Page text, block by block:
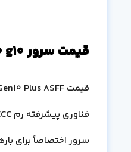
قیمت سرور hp plus dl360 g10
قیمتPlus 8SFF
فناوری پیشرفته رم
سرور اختصاصاً برای